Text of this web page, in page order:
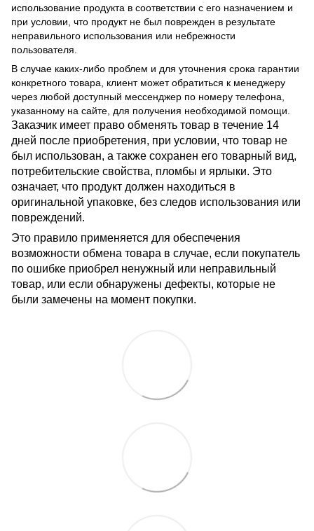
использование продукта в соответствии с его назначением и
при условии, что продукт не был поврежден в результате
неправильного использования или небрежности
пользователя.
В случае каких-либо проблем и для уточнения срока гарантии
конкретного товара, клиент может обратиться к менеджеру
через любой доступный мессенджер по номеру телефона,
указанному на сайте, для получения необходимой помощи.
Заказчик имеет право обменять товар в течение 14
дней после приобретения, при условии, что товар не
был использован, а также сохранен его товарный вид,
потребительские свойства, пломбы и ярлыки. Это
означает, что продукт должен находиться в
оригинальной упаковке, без следов использования или
повреждений.
Это правило применяется для обеспечения
возможности обмена товара в случае, если покупатель
по ошибке приобрел ненужный или неправильный
товар, или если обнаружены дефекты, которые не
были замечены на момент покупки.